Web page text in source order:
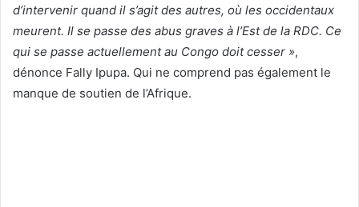
d’intervenir quand il s’agit des autres, où les occidentaux
meurent. Il se passe des abus graves à l’Est de la RDC. Ce
qui se passe actuellement au Congo doit cesser »,
dénonce Fally Ipupa. Qui ne comprend pas également le
manque de soutien de l’Afrique.